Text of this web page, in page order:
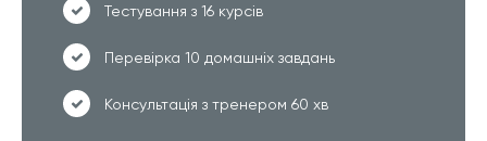
Тестування з 16 курсів
Перевірка 10 домашніх завдань
Консультація з тренером 60 хв